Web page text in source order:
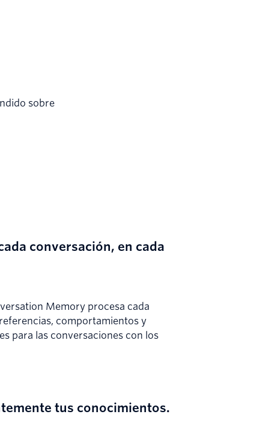
sobre
conversación, en cada
Memory procesa cada
comportamientos y
para las conversaciones con los
tus conocimientos.